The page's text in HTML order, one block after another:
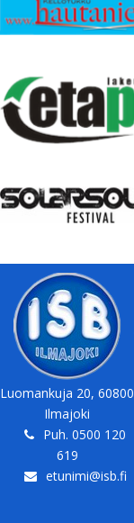
Luomankuja 20, 60800
Ilmajoki
Puh. 0500 120
619
etunimi@isb.fi